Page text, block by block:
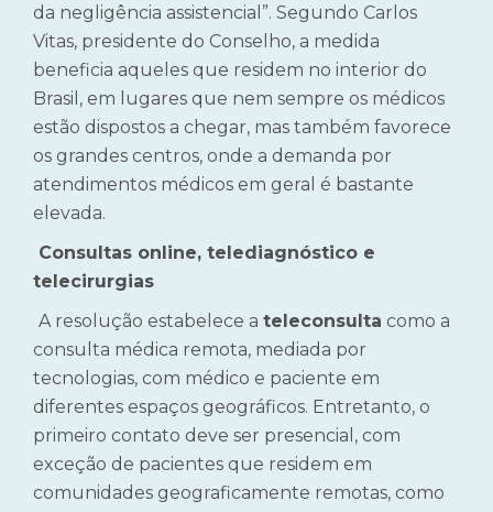
da negligência assistencial”. Segundo Carlos
Vitas, presidente do Conselho, a medida
beneficia aqueles que residem no interior do
Brasil, em lugares que nem sempre os médicos
estão dispostos a chegar, mas também favorece
os grandes centros, onde a demanda por
atendimentos médicos em geral é bastante
elevada.
Consultas online, telediagnóstico e
telecirurgias
A resolução estabelece a teleconsulta como a
consulta médica remota, mediada por
tecnologias, com médico e paciente em
diferentes espaços geográficos. Entretanto, o
primeiro contato deve ser presencial, com
exceção de pacientes que residem em
comunidades geograficamente remotas, como